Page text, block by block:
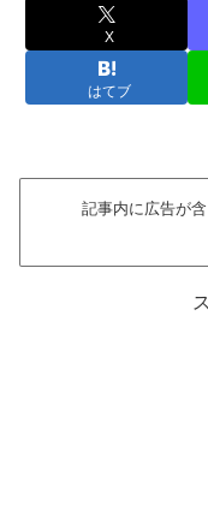
X
はてブ
記事内に広告が